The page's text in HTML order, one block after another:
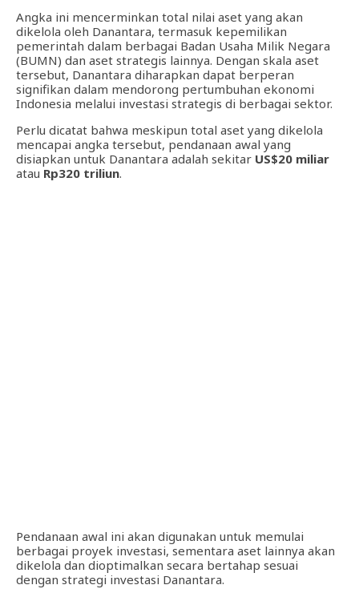
Angka ini mencerminkan total nilai aset yang akan
dikelola oleh Danantara, termasuk kepemilikan
pemerintah dalam berbagai Badan Usaha Milik Negara
(BUMN) dan aset strategis lainnya. Dengan skala aset
tersebut, Danantara diharapkan dapat berperan
signifikan dalam mendorong pertumbuhan ekonomi
Indonesia melalui investasi strategis di berbagai sektor.
Perlu dicatat bahwa meskipun total aset yang dikelola
mencapai angka tersebut, pendanaan awal yang
disiapkan untuk Danantara adalah sekitar US$20 miliar
atau Rp320 triliun.
Pendanaan awal ini akan digunakan untuk memulai
berbagai proyek investasi, sementara aset lainnya akan
dikelola dan dioptimalkan secara bertahap sesuai
dengan strategi investasi Danantara.